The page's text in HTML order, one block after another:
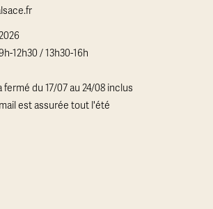
12h30 / 13h30-16h
du 17/07 au 24/08 inclus
est assurée tout l'été